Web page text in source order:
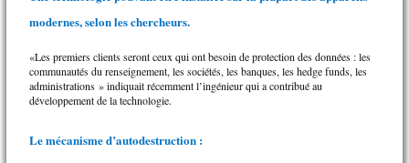
modernes, selon les chercheurs.
«Les premiers clients seront ceux qui ont besoin de protection des données : les
communautés du renseignement, les sociétés, les banques, les hedge funds, les
administrations » indiquait récemment l’ingénieur qui a contribué au
développement de la technologie.
Le mécanisme d’autodestruction :